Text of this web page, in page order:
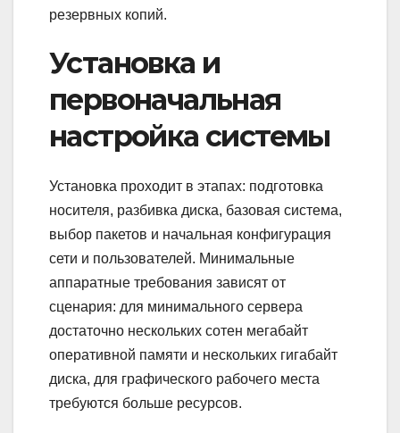
резервных копий.
Установка и
первоначальная
настройка системы
Установка проходит в этапах: подготовка
носителя, разбивка диска, базовая система,
выбор пакетов и начальная конфигурация
сети и пользователей. Минимальные
аппаратные требования зависят от
сценария: для минимального сервера
достаточно нескольких сотен мегабайт
оперативной памяти и нескольких гигабайт
диска, для графического рабочего места
требуются больше ресурсов.